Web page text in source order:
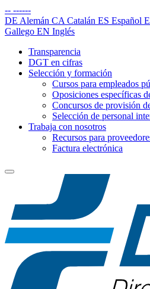
-- ------
DE Alemán CA Catalán ES Español
Gallego EN Inglés
Transparencia
DGT en cifras
Selección y formación
Cursos para empleados
Oposiciones específicas
Concursos de provisión
Selección de personal
Trabaja con nosotros
Recursos para
Factura electrónica